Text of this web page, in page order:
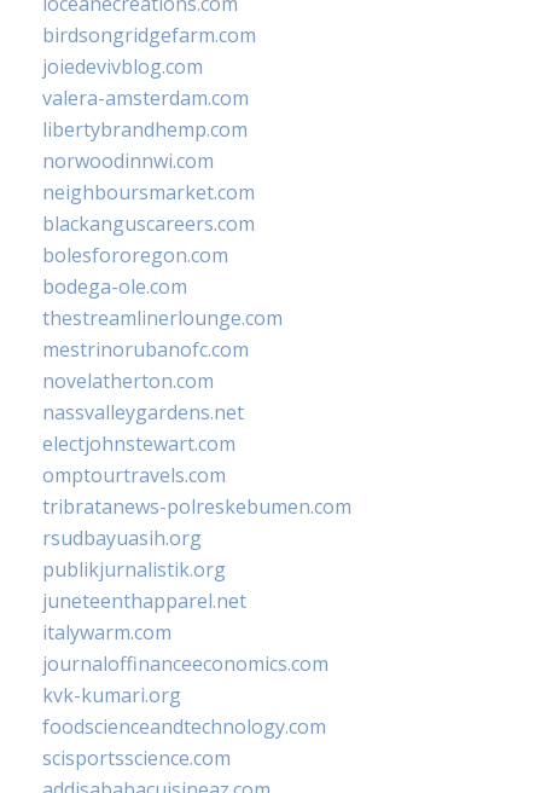
birdsongridgefarm.com
joiedevivblog.com
valera-amsterdam.com
libertybrandhemp.com
norwoodinnwi.com
neighboursmarket.com
blackanguscareers.com
bolesfororegon.com
bodega-ole.com
thestreamlinerlounge.com
mestrinorubanofc.com
novelatherton.com
nassvalleygardens.net
electjohnstewart.com
omptourtravels.com
tribratanews-polreskebumen.com
rsudbayuasih.org
publikjurnalistik.org
juneteenthapparel.net
italywarm.com
journaloffinanceeconomics.com
kvk-kumari.org
foodscienceandtechnology.com
scisportsscience.com